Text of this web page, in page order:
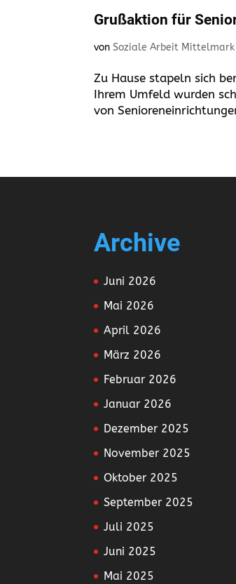
Grußaktion für
vonSoziale Arbeit Mittelmark
Zu Hause stapeln sich
Ihrem Umfeld wurden
von
Archive
Juni 2026
Mai 2026
April 2026
März 2026
Februar 2026
Januar 2026
Dezember 2025
November 2025
Oktober 2025
September 2025
Juli 2025
Juni 2025
Mai 2025